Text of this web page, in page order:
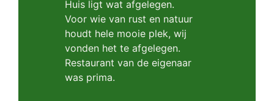
Huis ligt wat afgelegen.
Voor wie van rust en natuur
houdt hele mooie plek, wij
vonden het te afgelegen.
Restaurant van de eigenaar
was prima.